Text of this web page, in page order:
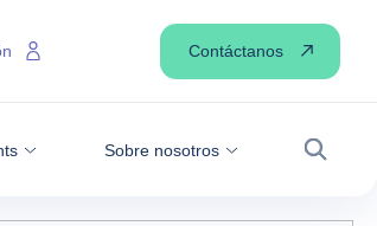
Sobre nosotros
Buscar
Contáctanos